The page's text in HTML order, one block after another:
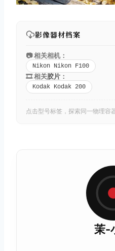
影像器材档案
📷 相关相机：
Nikon Nikon F100
🎞️ 相关胶片 ：
Kodak Kodak 200
点击型号标签，探索同一物理容
茉-